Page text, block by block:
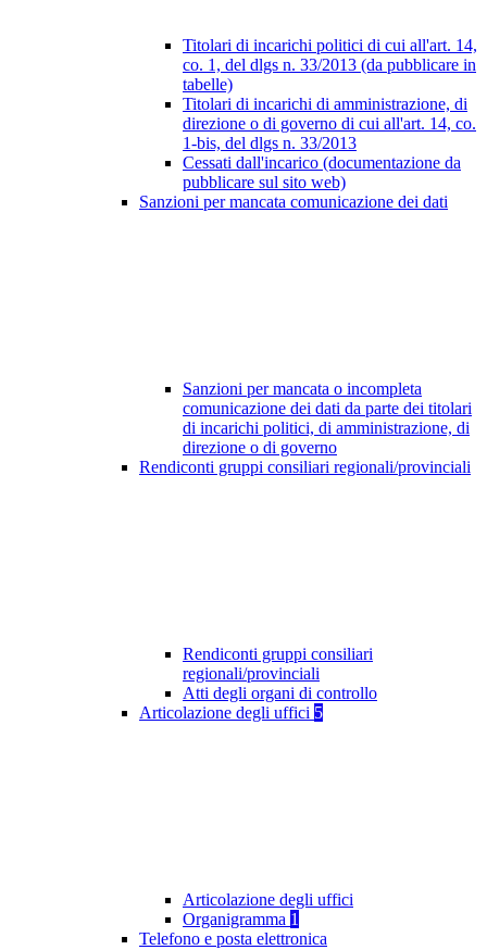
Titolari di incarichi politici di cui all'art. 14,
co. 1, del dlgs n. 33/2013 (da pubblicare in
tabelle)
Titolari di incarichi di amministrazione, di
direzione o di governo di cui all'art. 14, co.
1-bis, del dlgs n. 33/2013
Cessati dall'incarico (documentazione da
pubblicare sul sito web)
Sanzioni per mancata comunicazione dei dati
Sanzioni per mancata o incompleta
comunicazione dei dati da parte dei titolari
di incarichi politici, di amministrazione, di
direzione o di governo
Rendiconti gruppi consiliari regionali/provinciali
Rendiconti gruppi consiliari
regionali/provinciali
Atti degli organi di controllo
Articolazione degli uffici 5
Articolazione degli uffici
Organigramma 1
Telefono e posta elettronica